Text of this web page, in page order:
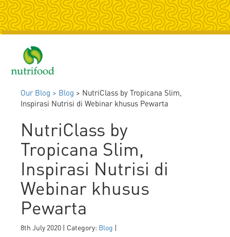
Our Blog > Blog > NutriClass by Tropicana Slim,
Inspirasi Nutrisi di Webinar khusus Pewarta
NutriClass by
Tropicana Slim,
Inspirasi Nutrisi di
Webinar khusus
Pewarta
8th July 2020 | Category: Blog |